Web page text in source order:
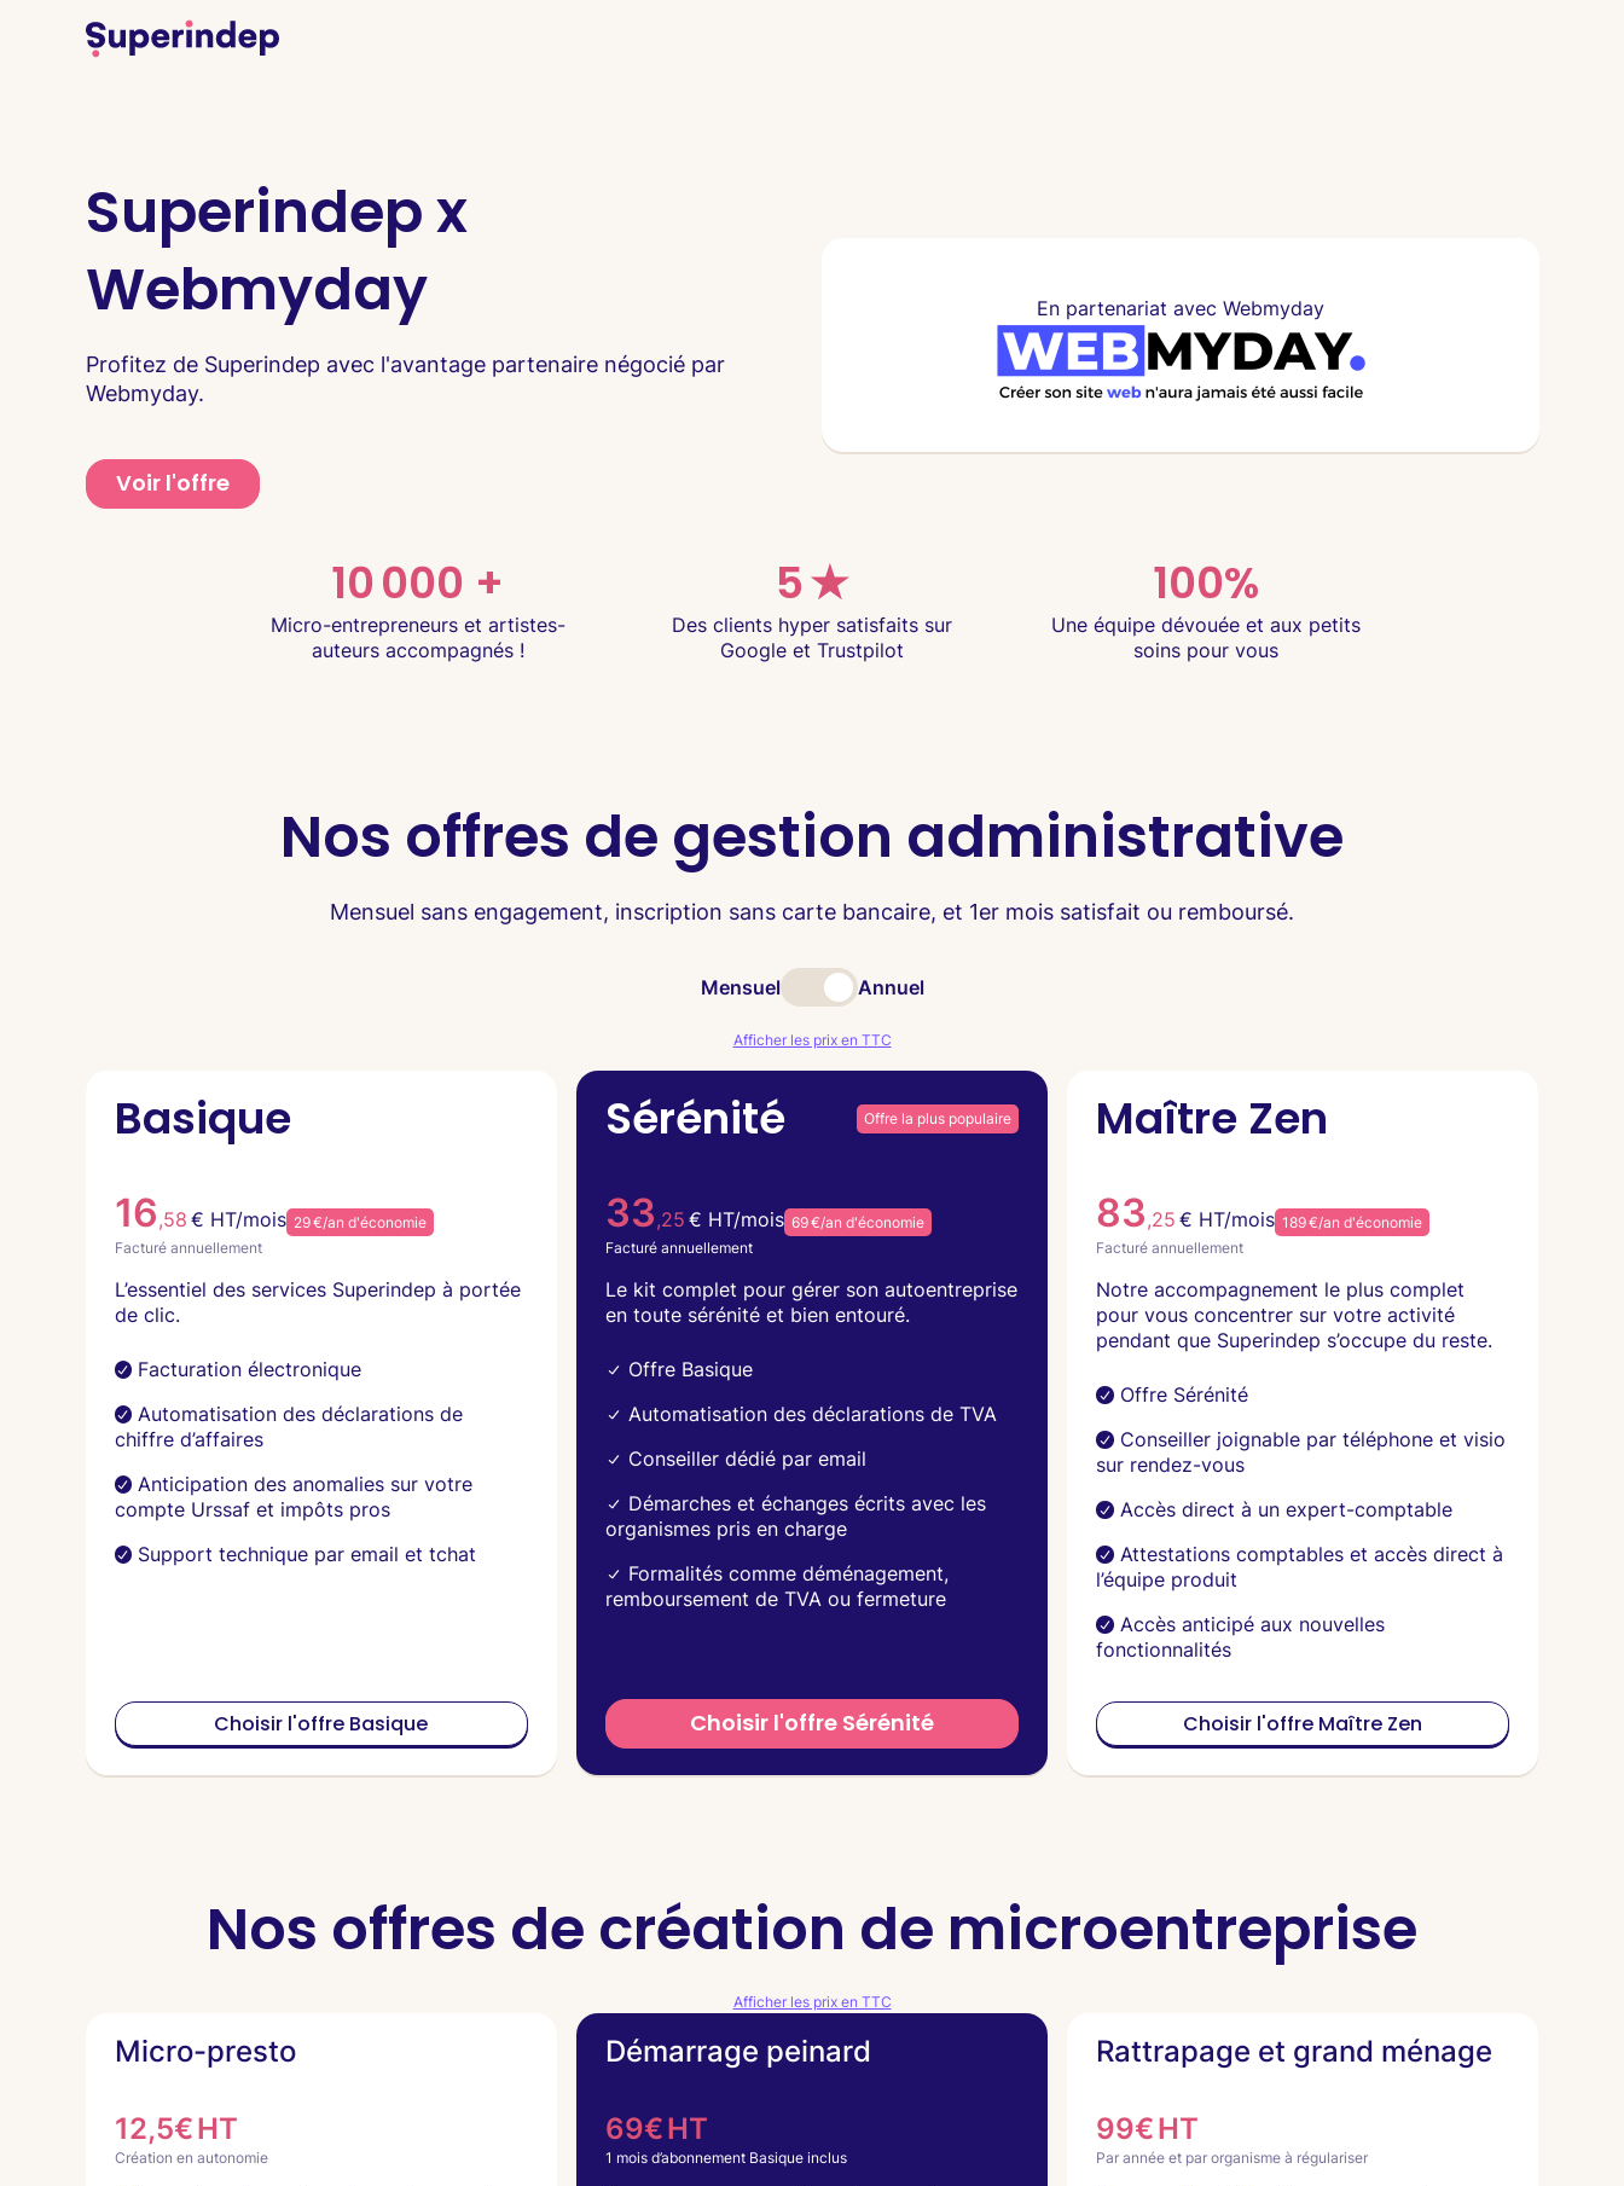
Superindep x
Webmyday
Profitez de Superindep avec l'avantage partenaire négocié par
Webmyday.
Voir l'offre
En partenariat avec Webmyday
10 000 +
Micro-entrepreneurs et artistes-
auteurs accompagnés !
5 ★
Des clients hyper satisfaits sur
Google et Trustpilot
100%
Une équipe dévouée et aux petits
soins pour vous
Nos offres de gestion administrative
Mensuel sans engagement, inscription sans carte bancaire, et 1er mois satisfait ou remboursé.
Mensuel Annuel
Afficher les prix en TTC
Basique
16,58 € HT/mois
Facturé annuellement
29 €/an d'économie
L’essentiel des services Superindep à portée
de clic.
Facturation électronique
Automatisation des déclarations de
chiffre d’affaires
Anticipation des anomalies sur votre
compte Urssaf et impôts pros
Support technique par email et tchat
Choisir l'offre Basique
Sérénité Offre la plus populaire
33,25 € HT/mois
Facturé annuellement
69 €/an d'économie
Le kit complet pour gérer son autoentreprise
en toute sérénité et bien entouré.
Offre Basique
Automatisation des déclarations de TVA
Conseiller dédié par email
Démarches et échanges écrits avec les
organismes pris en charge
Formalités comme déménagement,
remboursement de TVA ou fermeture
Choisir l'offre Sérénité
Maître Zen
83,25 € HT/mois
Facturé annuellement
189 €/an d'économie
Notre accompagnement le plus complet
pour vous concentrer sur votre activité
pendant que Superindep s’occupe du reste.
Offre Sérénité
Conseiller joignable par téléphone et visio
sur rendez-vous
Accès direct à un expert-comptable
Attestations comptables et accès direct à
l’équipe produit
Accès anticipé aux nouvelles
fonctionnalités
Choisir l'offre Maître Zen
Nos offres de création de microentreprise
Afficher les prix en TTC
Micro-presto
12,5€ HT
Création en autonomie
Démarrage peinard
69€ HT
1 mois d’abonnement Basique inclus
Rattrapage et grand ménage
99€ HT
Par année et par organisme à régulariser